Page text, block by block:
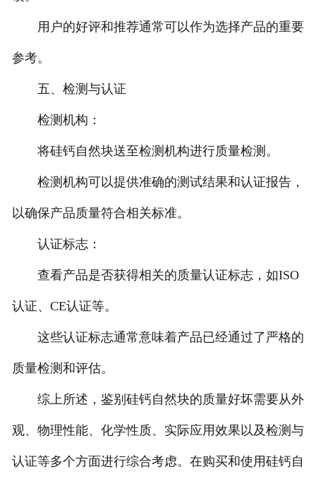
用户的好评和推荐通常可以作为选择产品的重要
参考。
五、检测与认证
检测机构：
将硅钙自然块送至检测机构进行质量检测。
检测机构可以提供准确的测试结果和认证报告，
以确保产品质量符合相关标准。
认证标志：
查看产品是否获得相关的质量认证标志，如ISO
认证、CE认证等。
这些认证标志通常意味着产品已经通过了严格的
质量检测和评估。
综上所述，鉴别硅钙自然块的质量好坏需要从外
观、物理性能、化学性质、实际应用效果以及检测与
认证等多个方面进行综合考虑。在购买和使用硅钙自